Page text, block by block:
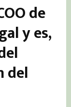
de
y es,
del